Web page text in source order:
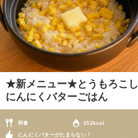
★新メニュー★とうもろこし
にんにくバターごはん
和食 352kcal
にんにくバターがたまらない！